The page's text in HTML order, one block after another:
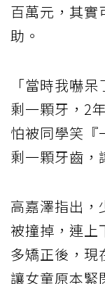
百萬元，其實
助。
「當時我嚇
剩一顆牙，2
怕被同學笑『
剩一顆牙齒，
高嘉澤指出，
被撞掉，連上
多矯正後，現
讓女童原本緊